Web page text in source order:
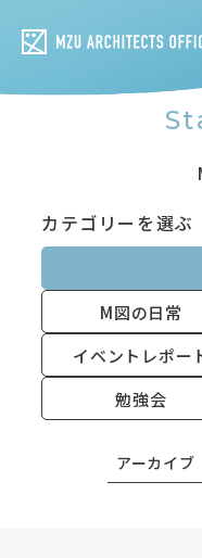
私たちの想い
私たちの家づくり
建築事例
お客様の暮らし
会社情報
採用情報
カテゴリーを選ぶ
M図の日常
イベントレポー
勉強会
アーカイブ